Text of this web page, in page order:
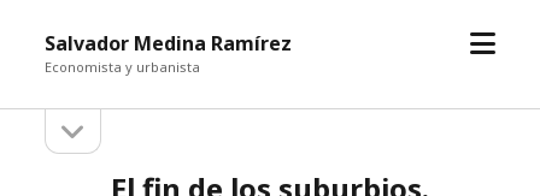
Salvador Medina Ramírez
Economista y urbanista
abrir
Barra
la